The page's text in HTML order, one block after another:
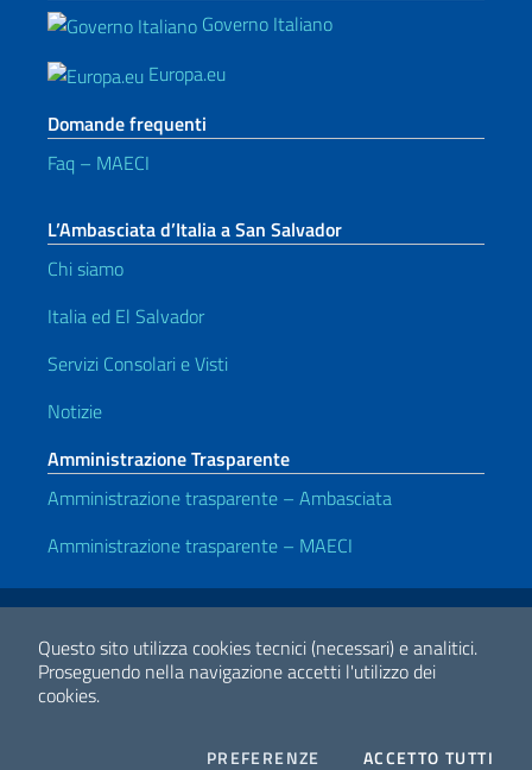
Questo sito utilizza cookies tecnici (necessari) e analitici.
Proseguendo nella navigazione accetti l'utilizzo dei
cookies.
PREFERENZE COOKIESACCETTO TUTTI
Governo Italiano
Europa.eu
Domande frequenti
Faq – MAECI
L’Ambasciata d’Italia a San Salvador
Chi siamo
Italia ed El Salvador
Servizi Consolari e Visti
Notizie
Amministrazione Trasparente
Amministrazione trasparente – Ambasciata
Amministrazione trasparente – MAECI
Link Utili